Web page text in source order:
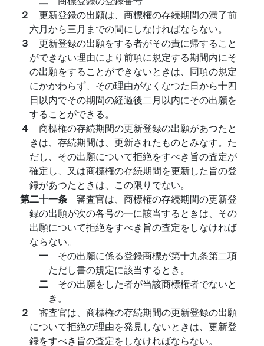
２ 更新登録の出願は、商標権の存続期間の満了前
六月から三月までの間にしなければならない。
３ 更新登録の出願をする者がその責に帰すること
ができない理由により前項に規定する期間内にそ
の出願をすることができないときは、同項の規定
にかかわらず、その理由がなくなつた日から十四
日以内でその期間の経過後二月以内にその出願を
することができる。
４ 商標権の存続期間の更新登録の出願があつたと
きは、存続期間は、更新されたものとみなす。た
だし、その出願について拒絶をすべき旨の査定が
確定し、又は商標権の存続期間を更新した旨の登
録があつたときは、この限りでない。
第二十一条 審査官は、商標権の存続期間の更新登
録の出願が次の各号の一に該当するときは、その
出願について拒絶をすべき旨の査定をしなければ
ならない。
一 その出願に係る登録商標が第十九条第二項
ただし書の規定に該当するとき。
二 その出願をした者が当該商標権者でないと
き。
２ 審査官は、商標権の存続期間の更新登録の出願
について拒絶の理由を発見しないときは、更新登
録をすべき旨の査定をしなければならない。